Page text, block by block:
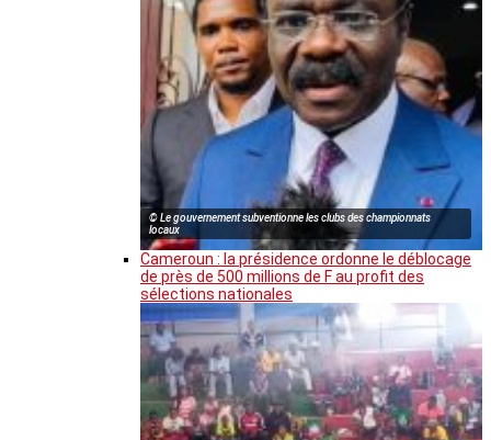
© Le gouvernement subventionne les clubs des championnats
locaux
Cameroun : la présidence ordonne le déblocage
de près de 500 millions de F au profit des
sélections nationales